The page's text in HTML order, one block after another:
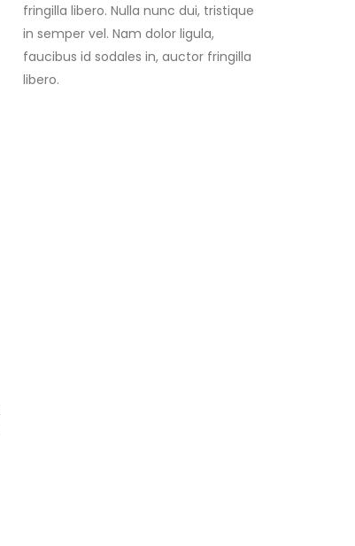
fringilla libero. Nulla nunc dui, tristique
in semper vel. Nam dolor ligula,
faucibus id sodales in, auctor fringilla
libero.